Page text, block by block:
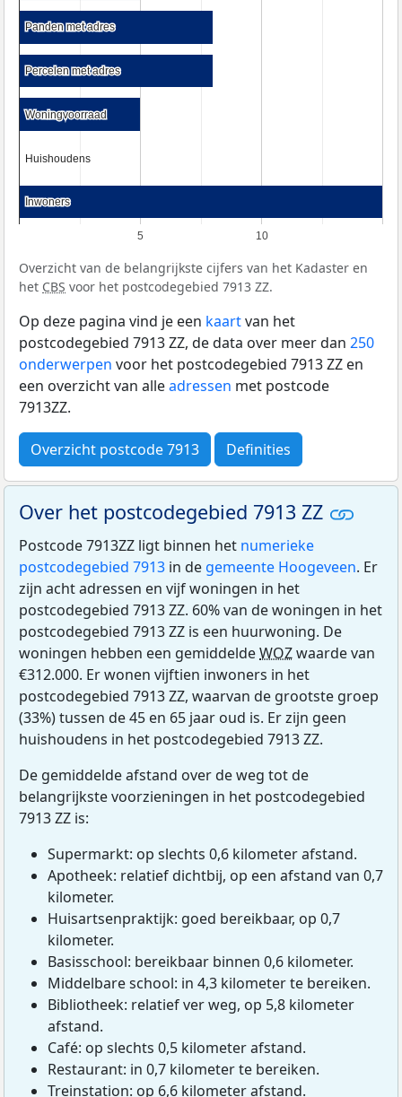
5 10
Panden met adres
Panden met adres
Percelen met adres
Percelen met adres
Woningvoorraad
Woningvoorraad
Huishoudens
Huishoudens
Inwoners
Inwoners
Overzicht van de belangrijkste cijfers van het Kadaster en
het CBS voor het postcodegebied 7913 ZZ.
Op deze pagina vind je een kaartvan het
postcodegebied 7913 ZZ, de data over meer dan 250
onderwerpen voor het postcodegebied 7913 ZZ en
een overzicht van alleadressen met postcode
7913ZZ.
Overzicht postcode 7913 Definities
Over het postcodegebied 7913 ZZ
Postcode 7913ZZ ligt binnen het numerieke
postcodegebied 7913 in de gemeente Hoogeveen. Er
zijn acht adressen en vijf woningen in het
postcodegebied 7913 ZZ. 60% van de woningen in het
postcodegebied 7913 ZZ is een huurwoning. De
woningen hebben een gemiddeldeWOZwaarde van
€312.000. Er wonen vijftien inwoners in het
postcodegebied 7913 ZZ, waarvan de grootste groep
(33%) tussen de 45 en 65 jaar oud is. Er zijn geen
huishoudens in het postcodegebied 7913 ZZ.
De gemiddelde afstand over de weg tot de
belangrijkste voorzieningen in het postcodegebied
7913 ZZ is:
Supermarkt: op slechts 0,6 kilometer afstand.
Apotheek: relatief dichtbij, op een afstand van 0,7
kilometer.
Huisartsenpraktijk: goed bereikbaar, op 0,7
kilometer.
Basisschool: bereikbaar binnen 0,6 kilometer.
Middelbare school: in 4,3 kilometer te bereiken.
Bibliotheek: relatief ver weg, op 5,8 kilometer
afstand.
Café: op slechts 0,5 kilometer afstand.
Restaurant: in 0,7 kilometer te bereiken.
Treinstation: op 6,6 kilometer afstand.